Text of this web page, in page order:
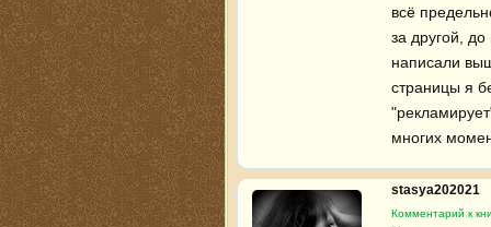
всё
за другой, до
написали
страницы я
многих
stasya202021
Комментарий к